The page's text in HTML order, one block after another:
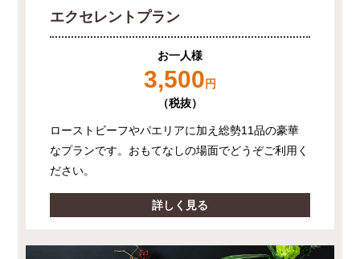
エクセレントプラン
お一人様
3,500 円
（税抜）
ローストビーフやパエリアに加え総勢11品の豪華
なプランです。おもてなしの場面でどうぞご利用く
ださい。
詳しく見る